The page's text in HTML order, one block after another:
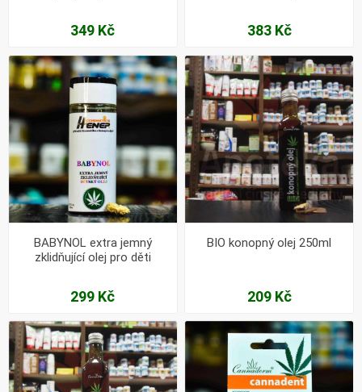
349 Kč 383 Kč
BABYNOL extra jemný
zklidňující olej pro děti
299 Kč
BIO konopný olej 250ml
209 Kč